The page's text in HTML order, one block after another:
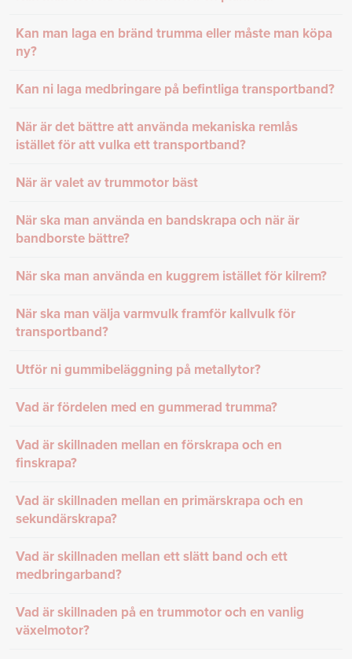
Kan man laga en bränd trumma eller måste man köpa
ny?
Kan ni laga medbringare på befintliga transportband?
När är det bättre att använda mekaniska remlås
istället för att vulka ett transportband?
När är valet av trummotor bäst
När ska man använda en bandskrapa och när är
bandborste bättre?
När ska man använda en kuggrem istället för kilrem?
När ska man välja varmvulk framför kallvulk för
transportband?
Utför ni gummibeläggning på metallytor?
Vad är fördelen med en gummerad trumma?
Vad är skillnaden mellan en förskrapa och en
finskrapa?
Vad är skillnaden mellan en primärskrapa och en
sekundärskrapa?
Vad är skillnaden mellan ett slätt band och ett
medbringarband?
Vad är skillnaden på en trummotor och en vanlig
växelmotor?